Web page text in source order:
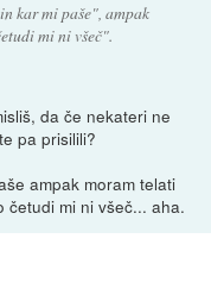
kar mi paše", ampak
mi ni všeč".
da če nekateri ne
pa prisilili?
ampak moram telati
četudi mi ni všeč... aha.